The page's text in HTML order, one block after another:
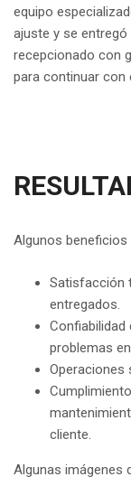
equipo
ajuste y se
recepcionado con
para continuar con
Algunos
Satisfacción
entregados.
Confiabilidad
problemas
Operaciones
cliente.
Algunas imágenes